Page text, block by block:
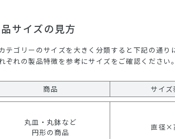
サイズの見方
テゴリーのサイズを大きく分類すると下記の通り
ぞれの製品特徴を参考にサイズをご確認ください。
商品 サイズ
丸皿・丸鉢など
円形の商品
直径×